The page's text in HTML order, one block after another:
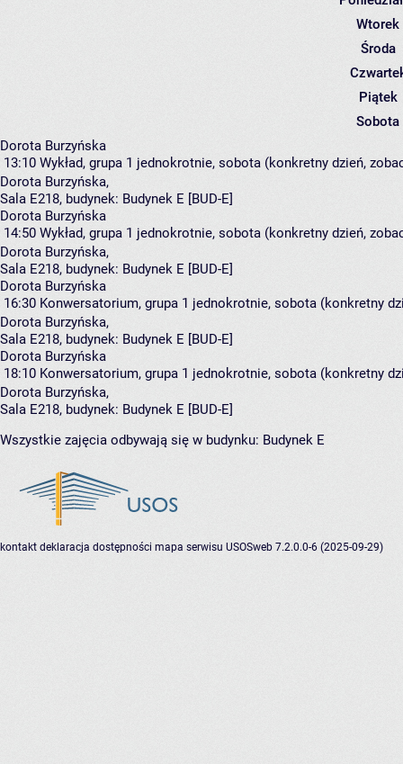
Wtorek
Środa
Piątek
Sobota
Dorota Burzyńska
13:10 Wykład, grupa 1 jednokrotnie, sobota (konkretny dzień,
Dorota Burzyńska,
Sala E218, budynek: Budynek E [BUD-E]
Dorota Burzyńska
14:50 Wykład, grupa 1 jednokrotnie, sobota (konkretny dzień,
Dorota Burzyńska,
Sala E218, budynek: Budynek E [BUD-E]
Dorota Burzyńska
16:30 Konwersatorium, grupa 1 jednokrotnie, sobota (konkretny
Dorota Burzyńska,
Sala E218, budynek: Budynek E [BUD-E]
Dorota Burzyńska
18:10 Konwersatorium, grupa 1 jednokrotnie, sobota (konkretny
Dorota Burzyńska,
Sala E218, budynek: Budynek E [BUD-E]
Wszystkie zajęcia odbywają się w budynku: Budynek E
kontakt deklaracja dostępności mapa serwisu USOSweb 7.2.0.0-6 (2025-09-29)